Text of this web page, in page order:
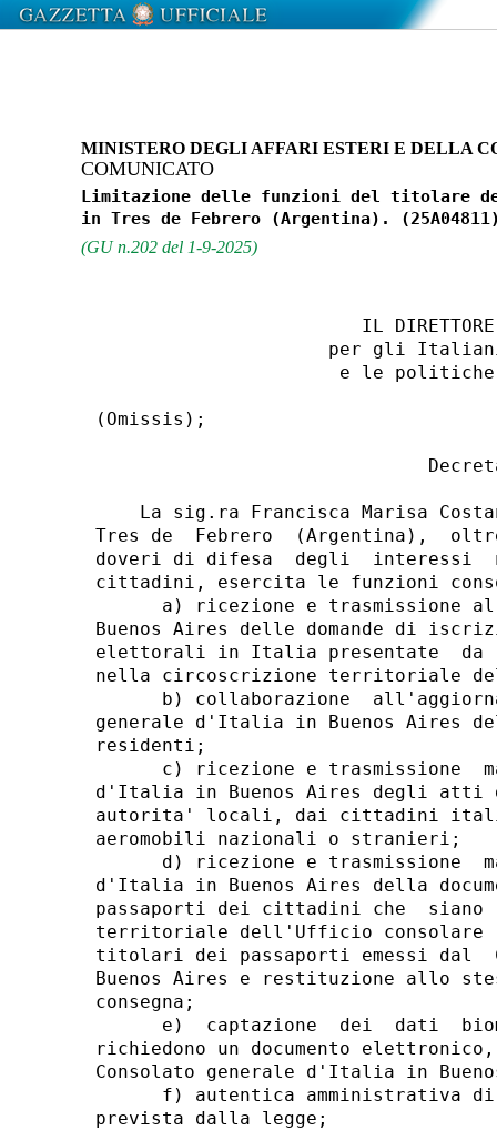
MINISTERO DEGLI AFFARI ESTERI E DELLA
COMUNICATO
Limitazione delle funzioni del titolare
(GU n.202 del 1-9-2025)
IL
per gli
e le
(Omissis);
La sig.ra Francisca Marisa
Tres de  Febrero  (Argentina),
doveri di difesa  degli  interessi
cittadini, esercita le funzioni
a) ricezione e trasmissione
Buenos Aires delle domande di
elettorali in Italia presentate
nella circoscrizione territoriale
b) collaborazione
generale d'Italia in Buenos Aires
residenti;
c) ricezione e trasmissione
d'Italia in Buenos Aires degli
autorita' locali, dai cittadini
aeromobili nazionali o stranieri;
d) ricezione e trasmissione
d'Italia in Buenos Aires della
passaporti dei cittadini che
territoriale dell'Ufficio consolare
titolari dei passaporti emessi dal
Buenos Aires e restituzione allo
consegna;
e)  captazione  dei  dati
richiedono un documento
Consolato generale d'Italia in
f) autentica amministrativa
prevista dalla legge;